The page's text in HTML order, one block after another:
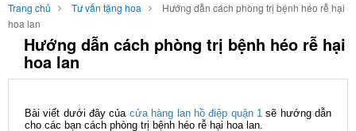
Trang chủ Tư vấn tặng hoa
Hướng dẫn cách phòng trị bệnh héo rễ hại
hoa lan
Hướng dẫn cách phòng trị bệnh héo rễ hại
hoa lan
Bài viết dưới đây của cửa hàng lan hồ điệp quận 1sẽ hướng dẫn
cho các bạn cách phòng trị bệnh héo rễ hại hoa lan.